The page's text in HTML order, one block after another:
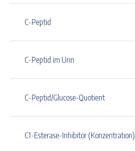
C-Peptid
C-Peptid im Urin
C-Peptid/Glucose-Quotient
C1-Esterase-Inhibitor (Konzentration)